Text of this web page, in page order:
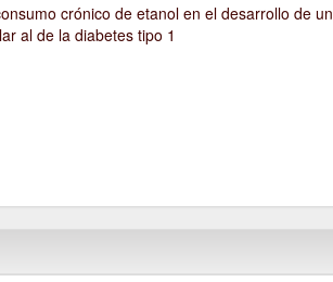
crónico de etanol en el desarrollo de un
al de la diabetes tipo 1